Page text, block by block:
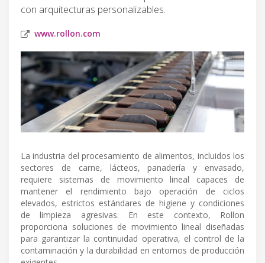
con arquitecturas personalizables.
www.rollon.com
La industria del procesamiento de alimentos, incluidos los
sectores de carne, lácteos, panadería y envasado,
requiere sistemas de movimiento lineal capaces de
mantener el rendimiento bajo operación de ciclos
elevados, estrictos estándares de higiene y condiciones
de limpieza agresivas. En este contexto, Rollon
proporciona soluciones de movimiento lineal diseñadas
para garantizar la continuidad operativa, el control de la
contaminación y la durabilidad en entornos de producción